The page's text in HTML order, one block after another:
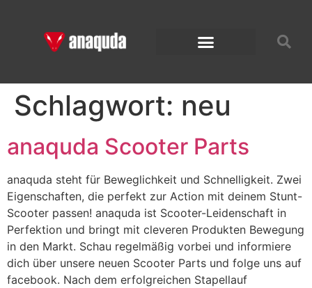
Schlagwort: neu
anaquda Scooter Parts
anaquda steht für Beweglichkeit und Schnelligkeit. Zwei
Eigenschaften, die perfekt zur Action mit deinem Stunt-
Scooter passen! anaquda ist Scooter-Leidenschaft in
Perfektion und bringt mit cleveren Produkten Bewegung
in den Markt. Schau regelmäßig vorbei und informiere
dich über unsere neuen Scooter Parts und folge uns auf
facebook. Nach dem erfolgreichen Stapellauf